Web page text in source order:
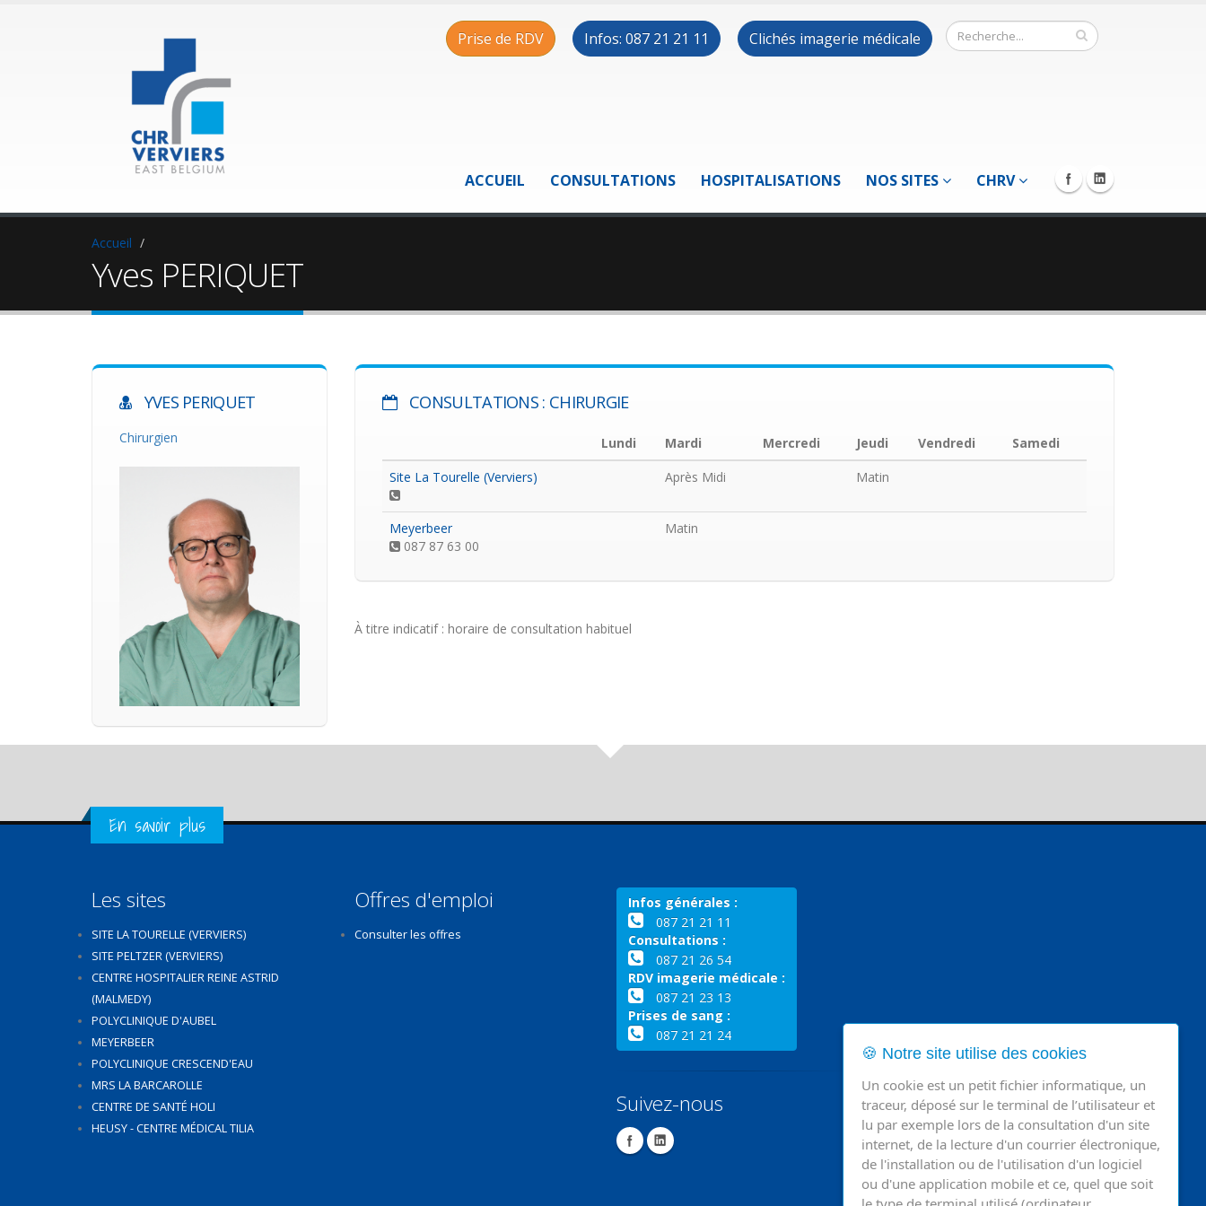
Prise de RDV Infos: 087 21 21 11 Clichés imagerie médicale
ACCUEIL CONSULTATIONS HOSPITALISATIONS NOS SITES CHRV
Accueil
Yves PERIQUET
YVES PERIQUET
Chirurgien
CONSULTATIONS : CHIRURGIE
Lundi Mardi Mercredi Jeudi Vendredi
Samedi
Site La Tourelle (Verviers)
Après Midi Matin
Meyerbeer
087 87 63 00
Matin
À titre indicatif : horaire de consultation habituel
Get in Touch
En savoir plus
Les sites
SITE LA TOURELLE (VERVIERS)
SITE PELTZER (VERVIERS)
CENTRE HOSPITALIER REINE ASTRID
(MALMEDY)
POLYCLINIQUE D'AUBEL
MEYERBEER
POLYCLINIQUE CRESCEND'EAU
MRS LA BARCAROLLE
CENTRE DE SANTÉ HOLI
HEUSY - CENTRE MÉDICAL TILIA
Offres d'emploi
Consulter les offres
Infos générales :
087 21 21 11
Consultations :
087 21 26 54
RDV imagerie médicale :
087 21 23 13
Prises de sang :
087 21 21 24
Suivez-nous
🍪 Notre site utilise des cookies
Un cookie est un petit fichier informatique, un
traceur, déposé sur le terminal de l’utilisateur et
lu par exemple lors de la consultation d'un site
internet, de la lecture d'un courrier électronique,
de l'installation ou de l'utilisation d'un logiciel
ou d'une application mobile et ce, quel que soit